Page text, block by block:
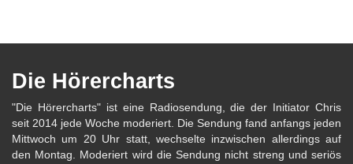
Die Hörercharts
"Die Hörercharts" ist eine Radiosendung, die der Initiator Chris
seit 2014 jede Woche moderiert. Die Sendung fand anfangs jeden
Mittwoch um 20 Uhr statt, wechselte inzwischen allerdings auf
den Montag. Moderiert wird die Sendung nicht streng und seriös